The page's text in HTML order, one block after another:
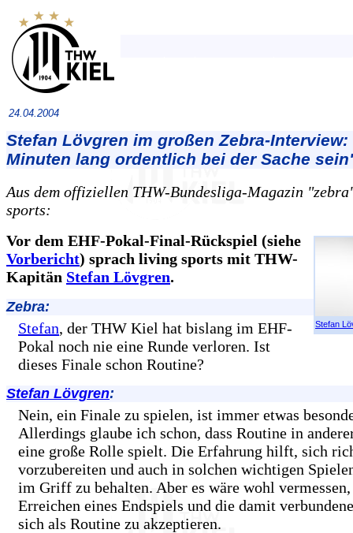
24.04.2004
Stefan Lövgren im großen Zebra-Interview:
Minuten lang ordentlich bei der Sache
Aus dem offiziellen THW-Bundesliga-Magazin
sports:
Stefan
Vor dem EHF-Pokal-Final-Rückspiel (siehe
Vorbericht) sprach living sports mit THW-
Kapitän Stefan Lövgren.
Zebra:
Stefan, der THW Kiel hat bislang im EHF-
Pokal noch nie eine Runde verloren. Ist
dieses Finale schon Routine?
Stefan Lövgren:
Nein, ein Finale zu spielen, ist immer etwas
Allerdings glaube ich schon, dass Routine in
eine große Rolle spielt. Die Erfahrung hilft, sich
vorzubereiten und auch in solchen wichtigen
im Griff zu behalten. Aber es wäre wohl vermessen,
Erreichen eines Endspiels und die damit
sich als Routine zu akzeptieren.